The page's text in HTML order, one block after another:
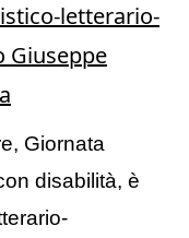
letterario-
Giuseppe
Giornata
disabilità, è